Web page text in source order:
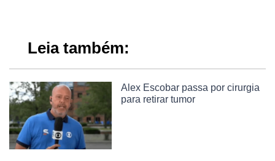
Leia também:
Alex Escobar passa por cirurgia
para retirar tumor